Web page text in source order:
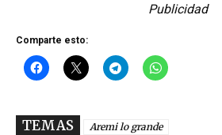
Publicidad
Comparte esto:
TEMAS Aremi lo grande